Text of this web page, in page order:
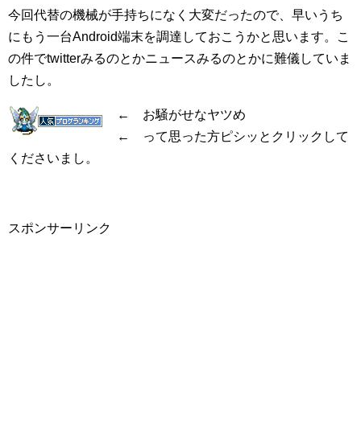
今回代替の機械が手持ちになく大変だったので、早いうち
にもう一台Android端末を調達しておこうかと思います。こ
の件でtwitterみるのとかニュースみるのとかに難儀していま
したし。
← お騒がせなヤツめ
← って思った方ピシッとクリックして
くださいまし。
スポンサーリンク